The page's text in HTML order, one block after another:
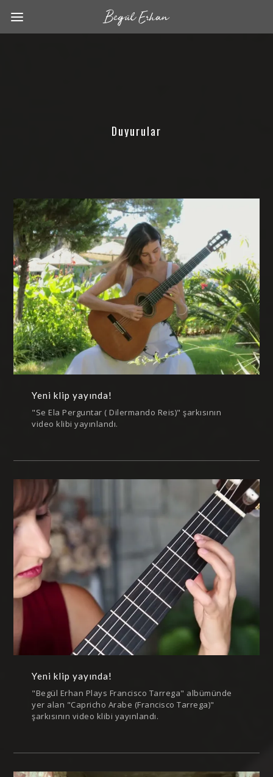
Duyurular
Yeni klip yayında!
"Se Ela Perguntar ( Dilermando Reis)" şarkısının
video klibi yayınlandı.
Yeni klip yayında!
"Begül Erhan Plays Francisco Tarrega" albümünde
yer alan "Capricho Arabe (Francisco Tarrega)"
şarkısının video klibi yayınlandı.